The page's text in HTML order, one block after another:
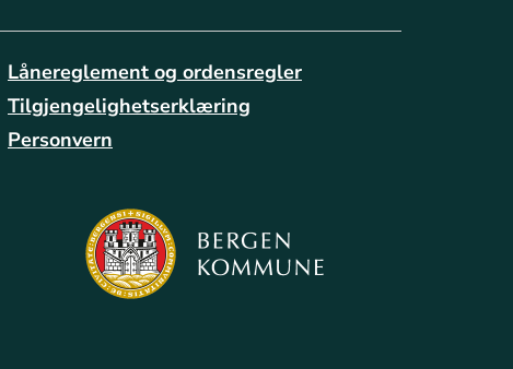
Lånereglement og ordensregler
Tilgjengelighetserklæring
Personvern